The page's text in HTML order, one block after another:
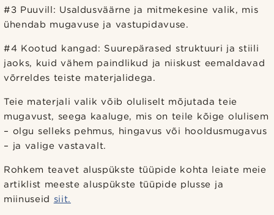
#3 Puuvill: Usaldusväärne ja mitmekesine valik, mis
ühendab mugavuse ja vastupidavuse.
#4 Kootud kangad: Suurepärased struktuuri ja stiili
jaoks, kuid vähem paindlikud ja niiskust eemaldavad
võrreldes teiste materjalidega.
Teie materjali valik võib oluliselt mõjutada teie
mugavust, seega kaaluge, mis on teile kõige olulisem
– olgu selleks pehmus, hingavus või hooldusmugavus
– ja valige vastavalt.
Rohkem teavet aluspükste tüüpide kohta leiate meie
artiklist meeste aluspükste tüüpide plusse ja
miinuseid siit.